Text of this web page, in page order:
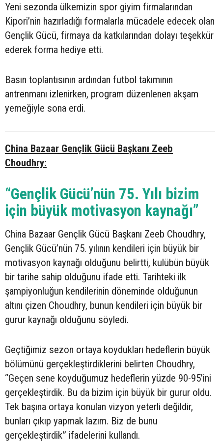
Yeni sezonda ülkemizin spor giyim firmalarından
Kipori’nin hazırladığı formalarla mücadele edecek olan
Gençlik Gücü, firmaya da katkılarından dolayı teşekkür
ederek forma hediye etti.
Basın toplantısının ardından futbol takımının
antrenmanı izlenirken, program düzenlenen akşam
yemeğiyle sona erdi.
China Bazaar Gençlik Gücü Başkanı Zeeb
Choudhry:
“Gençlik Gücü’nün 75. Yılı bizim
için büyük motivasyon kaynağı”
China Bazaar Gençlik Gücü Başkanı Zeeb Choudhry,
Gençlik Gücü’nün 75. yılının kendileri için büyük bir
motivasyon kaynağı olduğunu belirtti, kulübün büyük
bir tarihe sahip olduğunu ifade etti. Tarihteki ilk
şampiyonluğun kendilerinin döneminde olduğunun
altını çizen Choudhry, bunun kendileri için büyük bir
gurur kaynağı olduğunu söyledi.
Geçtiğimiz sezon ortaya koydukları hedeflerin büyük
bölümünü gerçekleştirdiklerini belirten Choudhry,
“Geçen sene koyduğumuz hedeflerin yüzde 90-95’ini
gerçekleştirdik. Bu da bizim için büyük bir gurur oldu.
Tek başına ortaya konulan vizyon yeterli değildir,
bunları çıkıp yapmak lazım. Biz de bunu
gerçekleştirdik” ifadelerini kullandı.